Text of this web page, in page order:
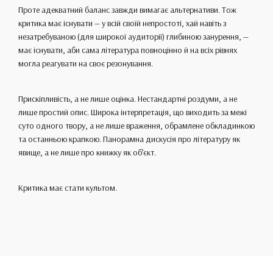
Проте адекватний баланс завжди вимагає альтернативи. Тож
критика має існувати — у всій своїй непростоті, хай навіть з
незатребуваною (для широкої аудиторії) глибиною занурення, —
має існувати, аби сама література повноцінно й на всіх рівнях
могла реагувати на своє резонування.
Прискіпливість, а не лише оцінка. Нестандартні роздуми, а не
лише простий опис. Широка інтерпретація, що виходить за межі
суто одного твору, а не лише враження, обрамлене обкладинкою
та останньою крапкою. Панорамна дискусія про літературу як
явище, а не лише про книжку як об’єкт.
Критика має стати культом.